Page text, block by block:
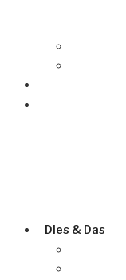
Dies & Das